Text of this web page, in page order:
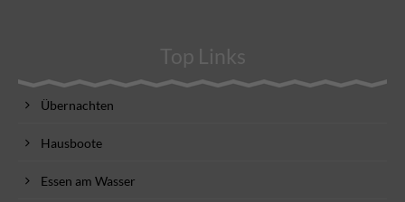
Top Links
Übernachten
Hausboote
Essen am Wasser